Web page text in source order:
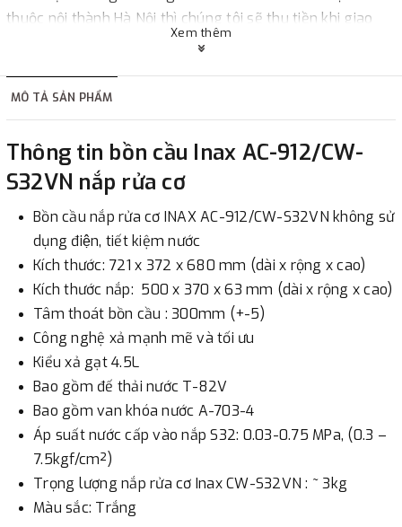
thuộc nội thành Hà Nội thì chúng tôi sẽ thu tiền khi giao
hàng hoặc khách hàng đặt tiền trước một phần giá trị đơn
2. Thanh toán trực tiếp tại :
- Showroom Thanh Hương Địa chỉ : 23 phố Cát Linh,
phường Cát Linh, quận Đống Đa, Hà Nội.
3. Chuyển khoản qua ngân hàng
- Nếu địa điểm giao hàng khác với địa điểm thanh toán
hoặc với những đơn đặt hàng ngoài nội thành Hà Nội.
Chúng tôi sẽ thu tiền trước 100% giá trị hàng + phí vận
chuyển theo cước phí tính trong chính sách vận chuyển
bằng phương thức chuyển khoản trước khi giao hàng.
- Sau khi có thông tin xác thực đã chuyển tiền của quý
khách, chúng tôi sẽ thực hiện đơn hàng theo yêu cầu.
Xem thêm
MÔ TẢ SẢN PHẨM
Thông tin bồn cầu Inax AC-912/CW-
S32VN nắp rửa cơ
Bồn cầu nắp rửa cơ INAX AC-912/CW-S32VN không sử
dụng điện, tiết kiệm nước
Kích thước: 721 x 372 x 680 mm (dài x rộng x cao)
Kích thước nắp: 500 x 370 x 63 mm (dài x rộng x cao)
Tâm thoát bồn cầu : 300mm (+-5)
Công nghệ xả mạnh mẽ và tối ưu
Kiểu xả gạt 4.5L
Bao gồm đế thải nước T-82V
Bao gồm van khóa nước A-703-4
Áp suất nước cấp vào nắp S32: 0.03-0.75 MPa, (0.3 –
7.5kgf/cm²)
Trọng lượng nắp rửa cơ Inax CW-S32VN : ~ 3kg
Màu sắc: Trắng